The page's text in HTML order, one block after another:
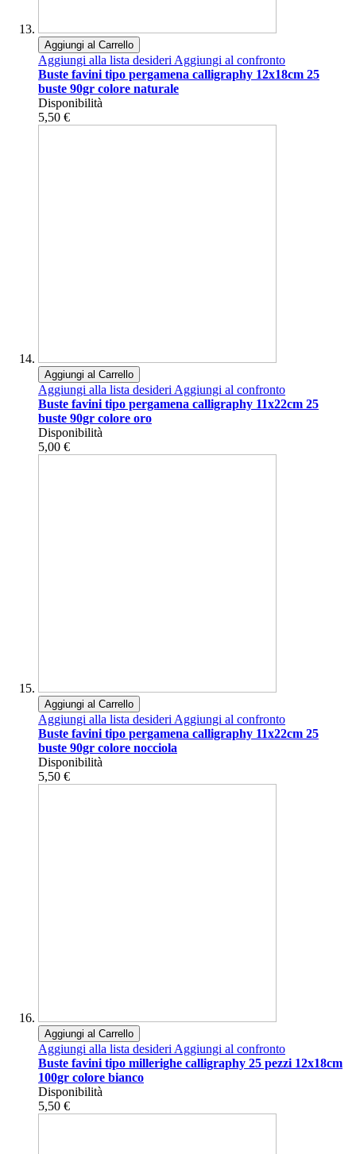
Aggiungi al Carrello
Aggiungi alla lista desideriAggiungi al confronto
Buste favini tipo pergamena calligraphy 12x18cm 25
buste 90gr colore naturale
Disponibilità
5,50 €
Aggiungi al Carrello
Aggiungi alla lista desideriAggiungi al confronto
Buste favini tipo pergamena calligraphy 11x22cm 25
buste 90gr colore oro
Disponibilità
5,00 €
Aggiungi al Carrello
Aggiungi alla lista desideriAggiungi al confronto
Buste favini tipo pergamena calligraphy 11x22cm 25
buste 90gr colore nocciola
Disponibilità
5,50 €
Aggiungi al Carrello
Aggiungi alla lista desideriAggiungi al confronto
Buste favini tipo millerighe calligraphy 25 pezzi 12x18cm
100gr colore bianco
Disponibilità
5,50 €